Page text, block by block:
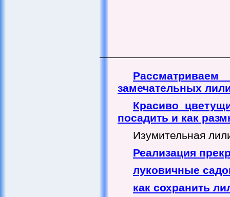
замечательных
Красиво
посадить и как
Изумительная
Реализация
луковичные
как сохранить